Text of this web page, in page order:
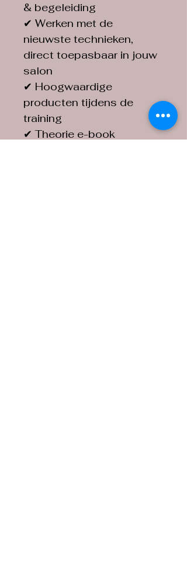
& begeleiding
✔ Werken met de
nieuwste technieken,
direct toepasbaar in jouw
salon
✔ Hoogwaardige
producten tijdens de
training
✔ Theorie e-book